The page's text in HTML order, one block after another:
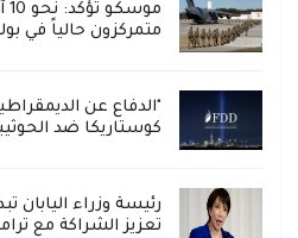
متمركزون حالياً في
"الدفاع عن
كوستاريكا ضد
رئيسة وزراء اليابان
تعزيز الشراكة مع